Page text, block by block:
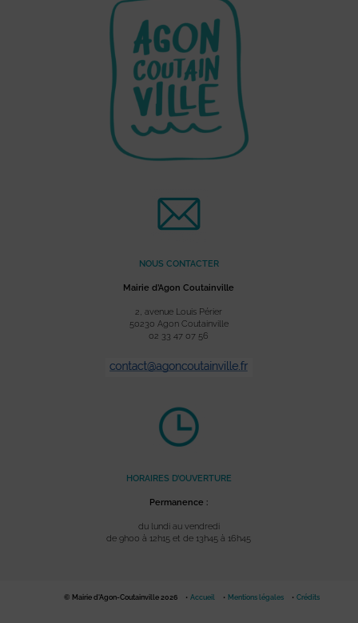
NOUS CONTACTER
Mairie d’Agon Coutainville
2, avenue Louis Périer
50230 Agon Coutainville
02 33 47 07 56
HORAIRES D’OUVERTURE
Permanence :
du lundi au vendredi
de 9h00 à 12h15 et de 13h45 à 16h45
© Mairie d'Agon-Coutainville 2026 Accueil Mentions légales Crédits